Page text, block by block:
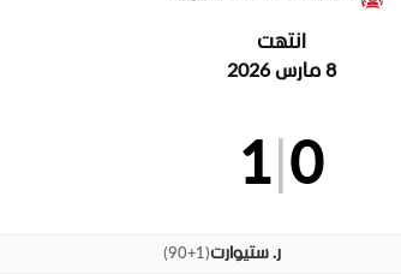
انتهت
8 مارس 2026
0
1
ر. ستيوارت(
90+1
)